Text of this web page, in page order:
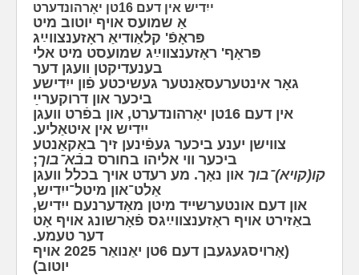
ייִדיש אין דעם 16טן יאָרהונדערט
אַ שמועס אויף יוטוב מיט
פּראָפֿ' קלאַודיאַ ראָזענצווײַג
פּראָף' ראָזענצווײַג שמועסט מיט אלי
בענעדיקטן וועגן דער
גאָר אינטערעסאַנטער געשיכטע פֿון ייִדישע
ביכער און דרוקערײַ
אין דעם 16טן יאָרהונדערט, און בפֿרט וועגן
ייִדיש אין איטאַליע.
צווישן יענע ביכער געפֿינען זיך באַקאַנטע
ביכער ווי אליהו בחורס בבֿא־בוך;
קו(קויא)־בוך און נאָך. מע רעדט אויך בכלל וועגן
אַלט־און מיטל־ייִדיש,
און דעם אונטערשייד מיטן מאָדערנעם ייִדיש,
באַזירט אויף ראָזענצווײַגס פֿאָרשונג אויף אָט
דער טעמע.
(אַרויסגעגעבן דעם 6טן יאַנואַר 2025 אויף
יוטוב)